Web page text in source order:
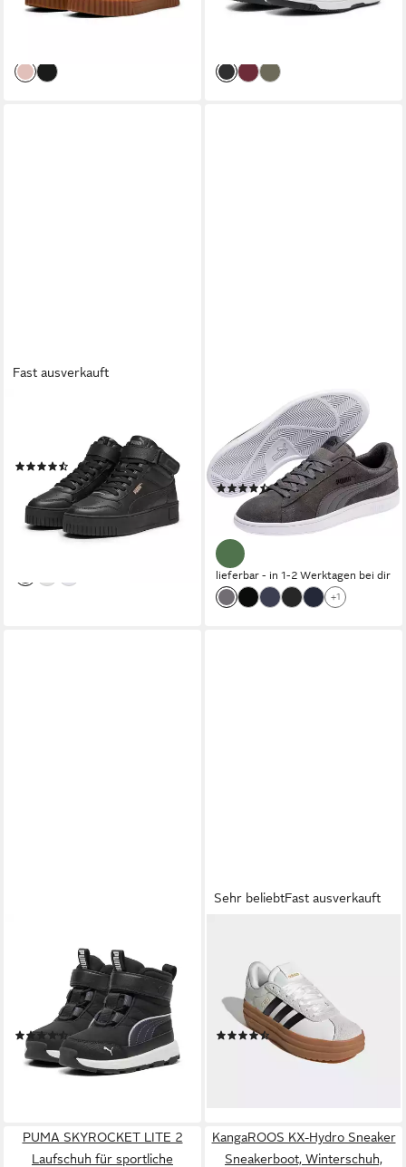
ab 54,99 € 74,95 € ab 30,99 € UVP54,95 €
Fast ausverkauft
(57)
ab 57,99 € UVP79,95 €
-27%
SMASH V2 Sneaker für
vielseitige Aktivitäten,
atmungsaktiv, mit Schnürung
(657)
ab 34,99 € UVP54,95 €
-36%
lieferbar - in 1-2 Werktagen bei dir
+1
EVOLVE BOOT AC+ INF
Winterboots knöchelhohe
Form, elastische
Schnürsenkel, Klettverschluss
(31)
53,99 €
lieferbar - in 1-2 Werktagen bei dir
Sehr beliebtFast ausverkauft
mit Satin-Laces, Design auf
den Spuren des adidas
Gazelle Bold
(75)
UVP80,00 €
PUMA SKYROCKET LITE 2
Laufschuh für sportliche
KangaROOS KX-Hydro Sneaker
Sneakerboot, Winterschuh,